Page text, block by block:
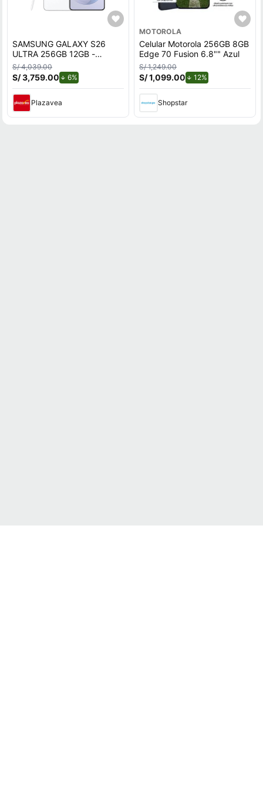
SAMSUNG GALAXY S26
ULTRA 256GB 12GB -
BLANCO
S/ 4,039.00
S/ 3,759.00 6%
Plazavea
MOTOROLA
Celular Motorola 256GB 8GB
Edge 70 Fusion 6.8"" Azul
S/ 1,249.00
S/ 1,099.00 12%de descuento.
Shopstar